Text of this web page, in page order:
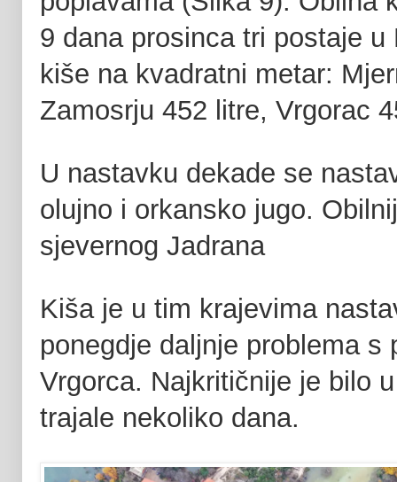
9 dana prosinca tri postaje
kiše na kvadratni metar:
Zamosrju 452 litre, Vrgorac
U nastavku dekade se
olujno i orkansko jugo.
sjevernog Jadrana
Kiša je u tim krajevima
ponegdje daljnje problema
Vrgorca. Najkritičnije je bilo
trajale nekoliko dana.